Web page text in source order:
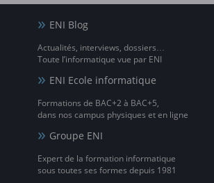
ENI Blog
Actualités, interviews, dossiers…
Toute l’informatique vue par ENI
ENI Ecole informatique
Formations de BAC+2 à BAC+5,
dans nos campus physiques et en ligne
Groupe ENI
Expert de la formation informatique
sous toutes ses formes depuis 1981